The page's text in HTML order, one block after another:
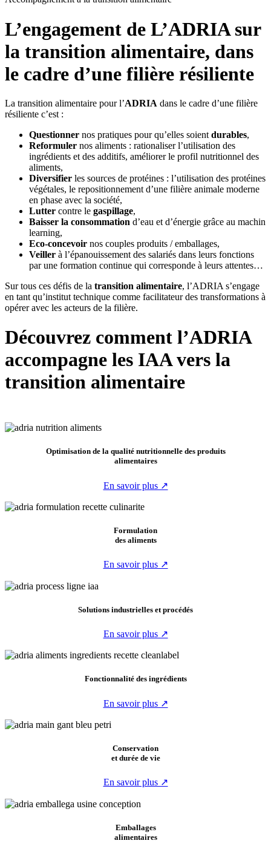
L’engagement de L’ADRIA sur
la transition alimentaire, dans
le cadre d’une filière résiliente
La transition alimentaire pour l’ADRIA dans le cadre d’une filière
résiliente c’est :
Questionner nos pratiques pour qu’elles soient durables,
Reformuler nos aliments : rationaliser l’utilisation des
ingrédients et des additifs, améliorer le profil nutritionnel des
aliments,
Diversifier les sources de protéines : l’utilisation des protéines
végétales, le repositionnement d’une filière animale moderne
en phase avec la société,
Lutter contre le gaspillage,
Baisser la consommation d’eau et d’énergie grâce au machin
learning,
Eco-concevoir nos couples produits / emballages,
Veiller à l’épanouissement des salariés dans leurs fonctions
par une formation continue qui corresponde à leurs attentes…
Sur tous ces défis de la transition alimentaire, l’ADRIA s’engage
en tant qu’institut technique comme facilitateur des transformations à
opérer avec les acteurs de la filière.
Découvrez comment l’ADRIA
accompagne les IAA vers la
transition alimentaire
Optimisation de la qualité nutritionnelle des produits
alimentaires
En savoir plus ↗
Formulation
des aliments
En savoir plus ↗
Solutions industrielles et procédés
En savoir plus ↗
Fonctionnalité des ingrédients
En savoir plus ↗
Conservation
et durée de vie
En savoir plus ↗
Emballages
alimentaires